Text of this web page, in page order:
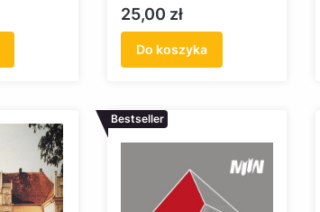
Cena
25,00 zł
Do koszyka
Bestseller